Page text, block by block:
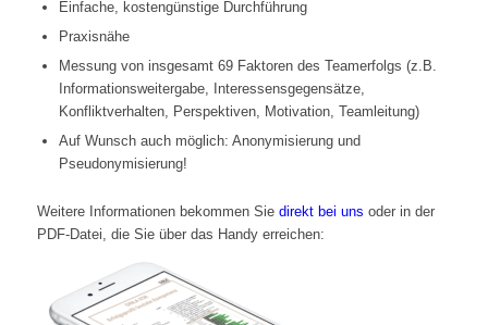
Einfache, kostengünstige Durchführung
Praxisnähe
Messung von insgesamt 69 Faktoren des Teamerfolgs (z.B.
Informationsweitergabe, Interessensgegensätze,
Konfliktverhalten, Perspektiven, Motivation, Teamleitung)
Auf Wunsch auch möglich: Anonymisierung und
Pseudonymisierung!
Weitere Informationen bekommen Sie direkt bei uns oder in der
PDF-Datei, die Sie über das Handy erreichen: